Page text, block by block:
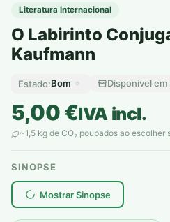
Literatura Internacional
O Labirinto
Kaufmann
Estado:Bom Disponível em
5,00€IVA incl.
~1,5 kg de CO2 poupados ao escolher
SINOPSE
Mostrar Sinopse
plantar árvores reais